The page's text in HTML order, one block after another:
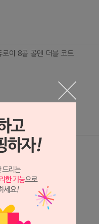
이 8골 골덴 더블 코트
이 8골 골덴 더블 코트